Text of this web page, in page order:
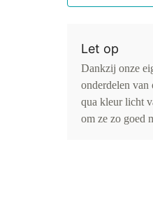
Let op
Dankzij onze
onderdelen van
qua kleur licht
om ze zo goed